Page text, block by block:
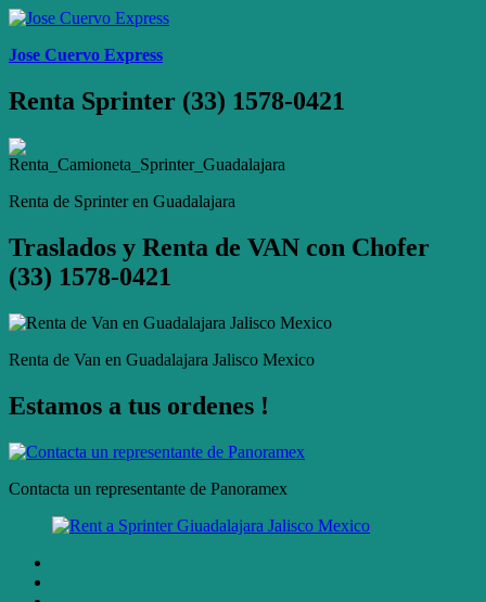
Jose Cuervo Express
Renta Sprinter (33) 1578-0421
Renta de Sprinter en Guadalajara
Traslados y Renta de VAN con Chofer
(33) 1578-0421
Renta de Van en Guadalajara Jalisco Mexico
Estamos a tus ordenes !
Contacta un representante de Panoramex